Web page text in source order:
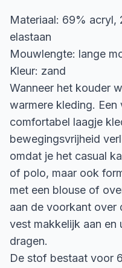
Materiaal: 69% acryl,
elastaan
Mouwlengte: lange
Kleur: zand
Wanneer het kouder
warmere kleding.
comfortabel laagje
bewegingsvrijheid
omdat je het casual
of polo, maar ook
met een blouse of
aan de voorkant over
vest makkelijk aan en
dragen.
De stof bestaat voor